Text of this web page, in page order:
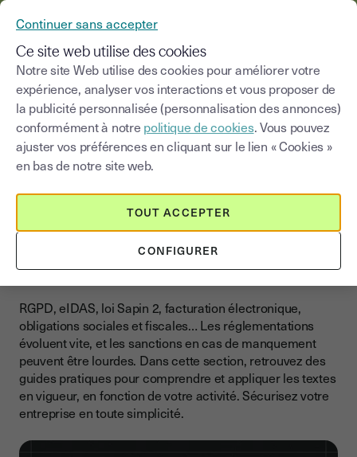
Blog|Actualités et
réglementations
>Réglementations et
conformité
Choisir une catégorie Saisissez un terme
Réglementations et conformité
Comprendre les
réglementations pour rester
conforme
RGPD, eIDAS, loi Sapin 2, facturation électronique,
obligations sociales et fiscales… Les réglementations
évoluent vite, et les sanctions en cas de manquement
peuvent être lourdes. Dans cette section, retrouvez des
guides pratiques pour comprendre et appliquer les textes
en vigueur, en fonction de votre activité. Sécurisez votre
entreprise en toute simplicité.
Continuer sans accepter
Ce site web utilise des cookies
Notre site Web utilise des cookies pour améliorer votre
expérience, analyser vos interactions et vous proposer de
la publicité personnalisée (personnalisation des annonces)
conformément à notre politique de cookies. Vous pouvez
ajuster vos préférences en cliquant sur le lien « Cookies »
en bas de notre site web.
CONFIGURER
TOUT ACCEPTER